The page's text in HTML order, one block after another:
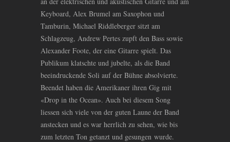
Keyboard, Alex Brumel am Saxophon und
Tamburin, Michael Riddleberger sitzt am
Schlagzeug, Andrew Pertes zupft den Bass sowie
Alexander Foote, der eine Gitarre spielt. Das
Publikum klatschte und jubelte, als die Band
beeindruckende Soli auf der Bühne absolvierte.
Beendet haben die Amerikaner ihren Gig mit
«Drop in the Ocean». Auch bei diesem Song
liessen sich viele von der guten Laune der Band
anstecken und es war herrlich zu sehen, wie bis
zum letzten Ton getanzt und gesungen wurde.